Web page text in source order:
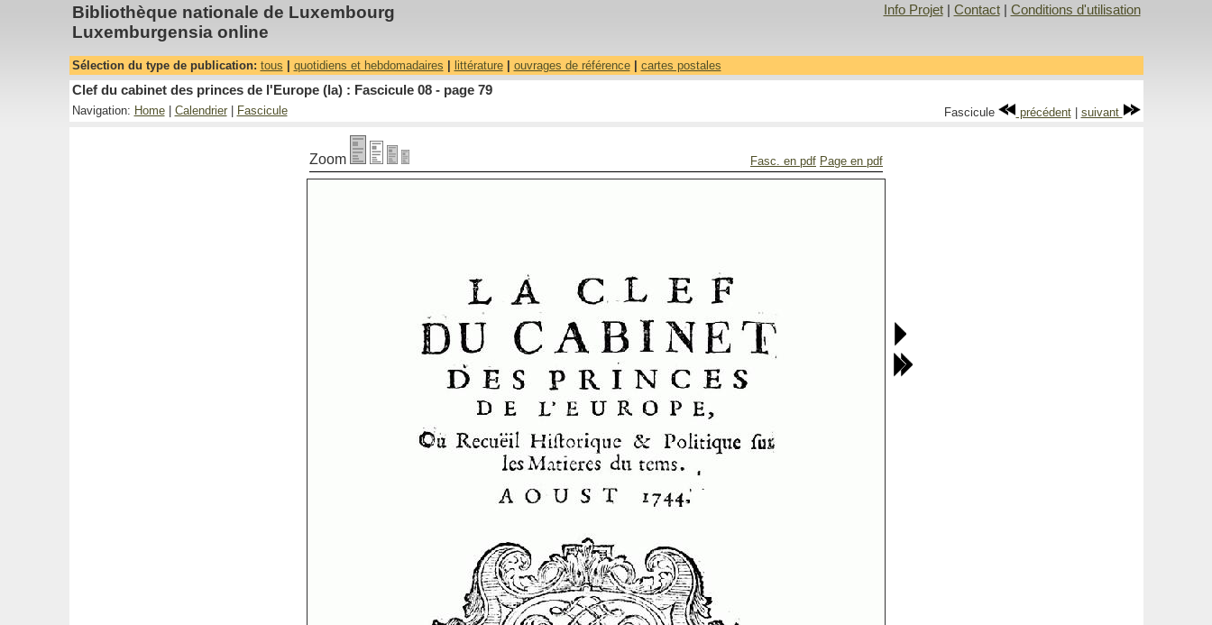
Bibliothèque nationale de Luxembourg
Luxemburgensia online
Info Projet| Contact| Conditions d'utilisation
Sélection du type de publication: tous quotidiens et hebdomadaires littérature| ouvrages de référence| cartes postales
Clef du cabinet des princes de l'Europe (la) : Fascicule 08 - page 79
Navigation: Home| Calendrier| Fascicule Fascicule précédent| suivant
Zoom Fasc. en pdf Page en pdf